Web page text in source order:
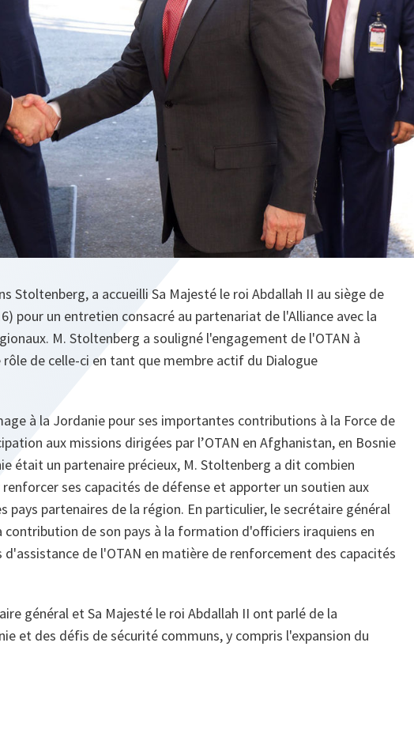
Stoltenberg, a accueilli Sa Majesté le roi Abdallah II au siège de
pour un entretien consacré au partenariat de l'Alliance avec la
M. Stoltenberg a souligné l'engagement de l'OTAN à
de celle-ci en tant que membre actif du Dialogue
à la Jordanie pour ses importantes contributions à la Force de
aux missions dirigées par l’OTAN en Afghanistan, en Bosnie
était un partenaire précieux, M. Stoltenberg a dit combien
ses capacités de défense et apporter un soutien aux
partenaires de la région. En particulier, le secrétaire général
contribution de son pays à la formation d'officiers iraquiens en
de l'OTAN en matière de renforcement des capacités
général et Sa Majesté le roi Abdallah II ont parlé de la
et des défis de sécurité communs, y compris l'expansion du